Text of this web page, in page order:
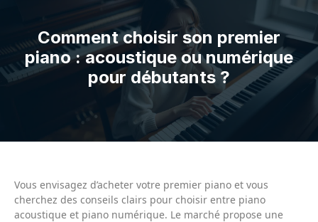
Comment choisir son premier
piano : acoustique ou numérique
pour débutants ?
Vous envisagez d’acheter votre premier piano et vous
cherchez des conseils clairs pour choisir entre piano
acoustique et piano numérique. Le marché propose une